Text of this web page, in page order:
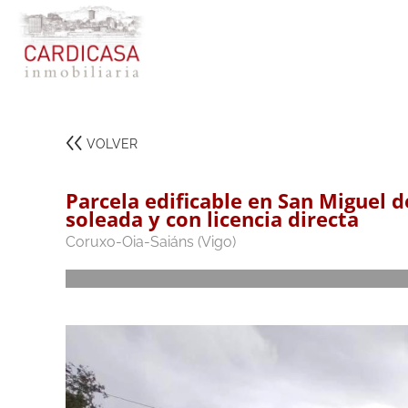
VOLVER
Parcela edificable en San Miguel
soleada y con licencia directa
Coruxo-Oia-Saiáns (Vigo)